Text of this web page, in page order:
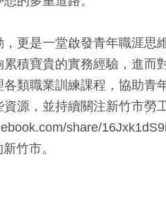
更是一堂啟發青年職涯思
積寶貴的實務經驗，進而
類職業訓練課程，協助青
源，並持續關注新竹市勞
share/
竹市。